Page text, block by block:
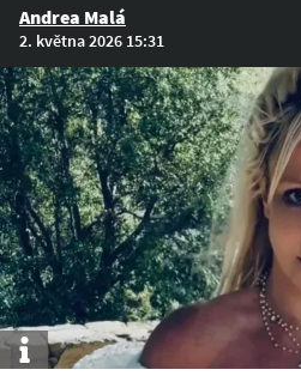
Andrea Malá
2. května 2026 15:31
Info